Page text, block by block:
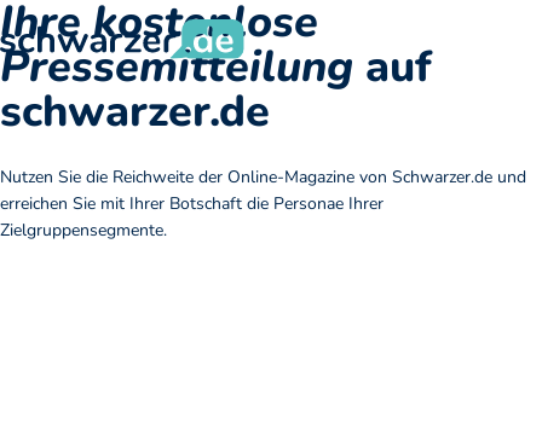
Ihre kostenlose
Pressemitteilung auf
schwarzer.de
Nutzen Sie die Reichweite der Online-Magazine von Schwarzer.de und
erreichen Sie mit Ihrer Botschaft die Personae Ihrer
Zielgruppensegmente.